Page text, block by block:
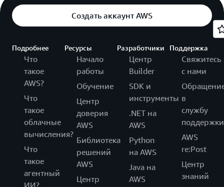
Создать аккаунт AWS
Подробнее
Что
такое
AWS?
Что
такое
облачные
вычисления?
Что
такое
агентный
Ресурсы
Начало
работы
Обучение
Центр
доверия
AWS
Библиотека
решений
AWS
Центр
Разработчики
Центр
Builder
SDK и
инструменты
.NET на
AWS
Python
на AWS
Java на
AWS
Поддержка
Свяжитесь
с нами
в
службу
поддержки
AWS
re:Post
Центр
знаний